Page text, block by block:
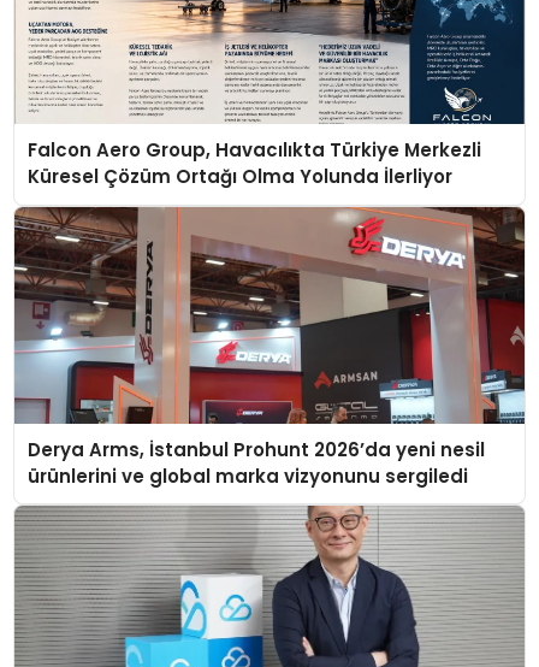
Falcon Aero Group, Havacılıkta Türkiye Merkezli
Küresel Çözüm Ortağı Olma Yolunda İlerliyor
Derya Arms, İstanbul Prohunt 2026’da yeni nesil
ürünlerini ve global marka vizyonunu sergiledi